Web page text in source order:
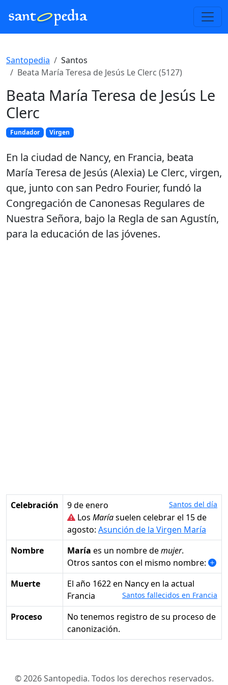
Santopedia
Santos
Beata María Teresa de Jesús Le Clerc (5127)
Beata María Teresa de Jesús Le
Clerc
Fundador Virgen
En la ciudad de Nancy, en Francia, beata
María Teresa de Jesús (Alexia) Le Clerc, virgen,
que, junto con san Pedro Fourier, fundó la
Congregación de Canonesas Regulares de
Nuestra Señora, bajo la Regla de san Agustín,
para la educación de las jóvenes.
Celebración 9 de enero Santos del día
Los Maríasuelen celebrar el 15 de
agosto: Asunción de la Virgen María
Nombre
María es un nombre demujer.
Otros santos con el mismo nombre:
Muerte
el año 1622 en Nancy en la actual
Francia
Santos fallecidos en Francia
Proceso
No tenemos registro de su proceso de
canonización.
© 2026 Santopedia. Todos los derechos reservados.